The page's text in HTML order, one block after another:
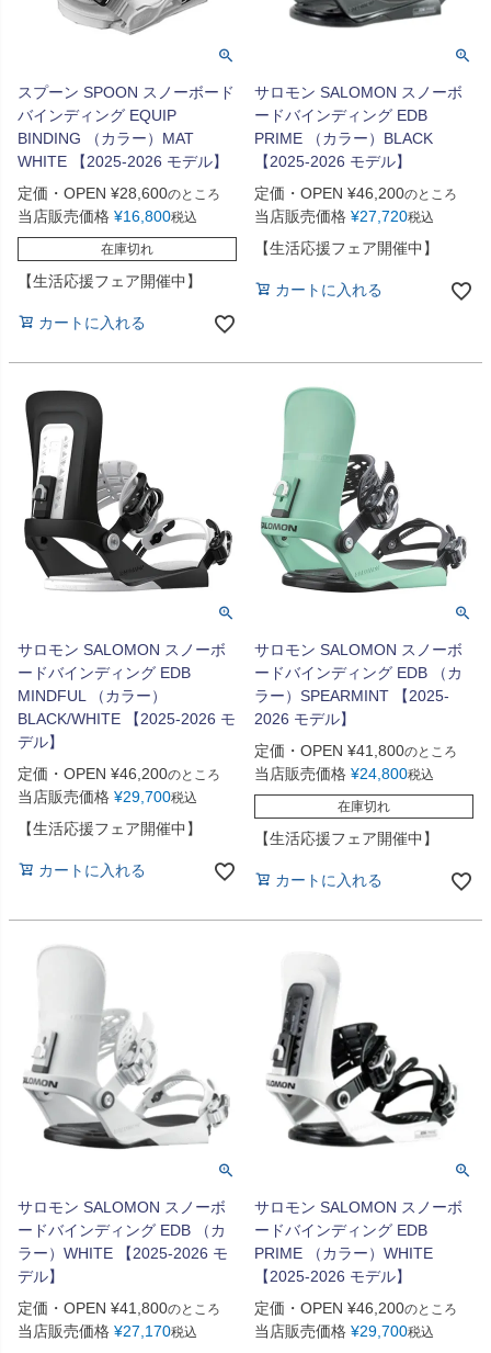
スプーン SPOON スノーボード
バインディング EQUIP
BINDING （カラー）MAT
WHITE 【2025-2026 モデル】
定価・OPEN ¥28,600のところ
当店販売価格 ¥16,800税込
在庫切れ
【生活応援フェア開催中】
カートに入れる
サロモン SALOMON スノーボ
ードバインディング EDB
PRIME （カラー）BLACK
【2025-2026 モデル】
定価・OPEN ¥46,200のところ
当店販売価格 ¥27,720税込
【生活応援フェア開催中】
カートに入れる
サロモン SALOMON スノーボ
ードバインディング EDB
MINDFUL （カラー）
BLACK/WHITE 【2025-2026 モ
デル】
定価・OPEN ¥46,200のところ
当店販売価格 ¥29,700税込
【生活応援フェア開催中】
カートに入れる
サロモン SALOMON スノーボ
ードバインディング EDB （カ
ラー）SPEARMINT 【2025-
2026 モデル】
定価・OPEN ¥41,800のところ
当店販売価格 ¥24,800税込
在庫切れ
【生活応援フェア開催中】
カートに入れる
サロモン SALOMON スノーボ
ードバインディング EDB （カ
ラー）WHITE 【2025-2026 モ
デル】
定価・OPEN ¥41,800のところ
当店販売価格 ¥27,170税込
サロモン SALOMON スノーボ
ードバインディング EDB
PRIME （カラー）WHITE
【2025-2026 モデル】
定価・OPEN ¥46,200のところ
当店販売価格 ¥29,700税込